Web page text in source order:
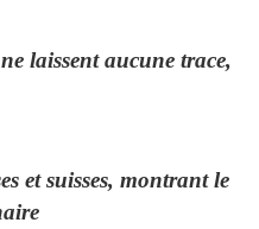
laissent aucune trace,
et suisses, montrant le